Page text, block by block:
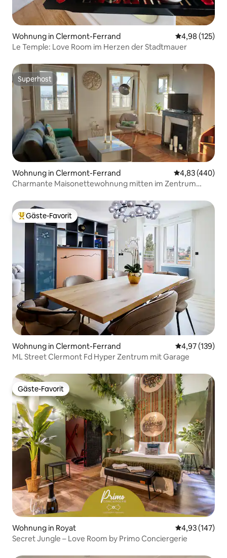
Wohnung in Clermont-Ferrand
4,98 (125)
Le Temple: Love Room im Herzen der Stadtmauer
Superhost
Superhost
Wohnung in Clermont-Ferrand
4,83 (440)
Charmante Maisonettewohnung mitten im Zentrum
Beliebter Gäste-Favorit.
Gäste-Favorit
Wohnung in Clermont-Ferrand
4,97 (139)
ML Street Clermont Fd Hyper Zentrum mit Garage
Gäste-Favorit
Gäste-Favorit
Wohnung in Royat
4,93 (147)
Secret Jungle – Love Room by Primo Conciergerie